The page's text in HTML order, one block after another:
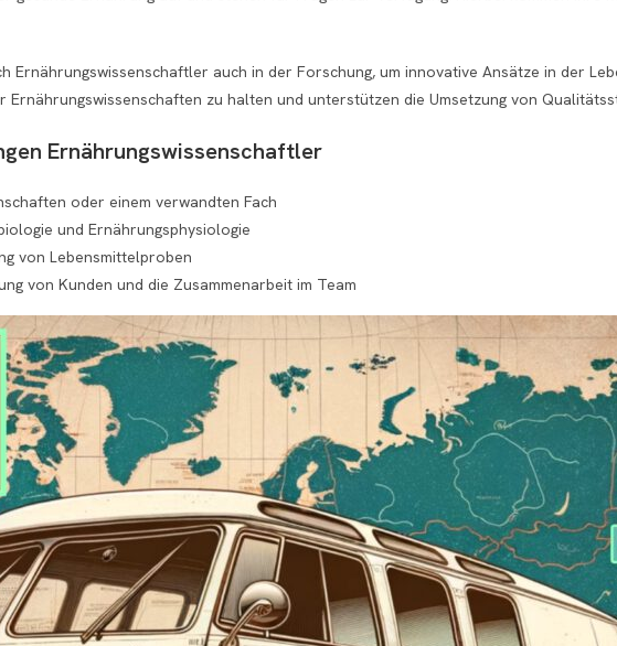
Ernährungswissenschaftler auch in der Forschung, um innovative Ansätze in der
Ernährungswissenschaften zu halten und unterstützen die Umsetzung von
Ernährungswissenschaftler
oder einem verwandten Fach
und Ernährungsphysiologie
von Lebensmittelproben
von Kunden und die Zusammenarbeit im Team